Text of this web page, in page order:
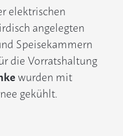
elektrischen
angelegten
Speisekammern
die Vorratshaltung
wurden mit
gekühlt.